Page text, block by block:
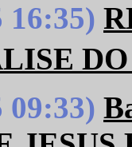
16:35)
09:33)